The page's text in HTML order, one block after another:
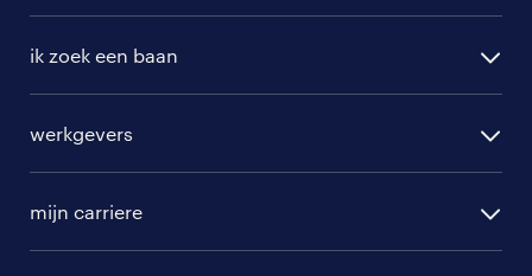
ik zoek een baan
randstad professional
randstad digital
werkgevers
mijn carriere